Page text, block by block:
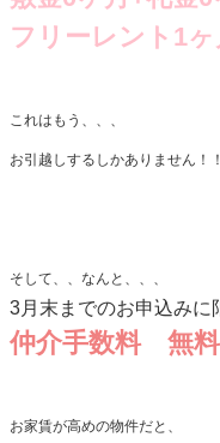
フリーレント1ヶ
これはもう、、、
お引越しするしかありません！
そして、、なんと、、、
3月末までのお申込みに
仲介手数料 無料
お家賃が高めの物件だと、